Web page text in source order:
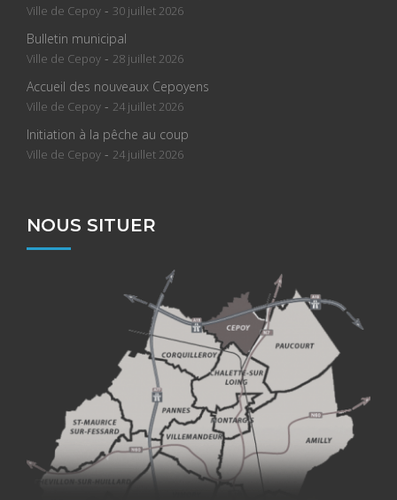
Ville de Cepoy - 30 juillet 2026
Bulletin municipal
Ville de Cepoy - 28 juillet 2026
Accueil des nouveaux Cepoyens
Ville de Cepoy - 24 juillet 2026
Initiation à la pêche au coup
Ville de Cepoy - 24 juillet 2026
NOUS SITUER